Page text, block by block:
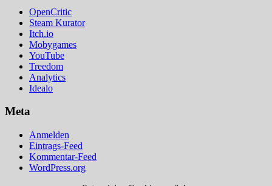
OpenCritic
Steam Kurator
Itch.io
Mobygames
YouTube
Treedom
Analytics
Idealo
Meta
Anmelden
Eintrags-Feed
Kommentar-Feed
WordPress.org